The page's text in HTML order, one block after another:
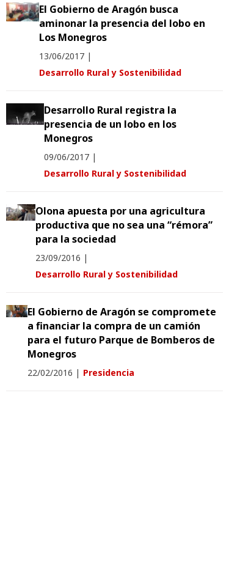
El Gobierno de Aragón busca
aminonar la presencia del lobo en
Los Monegros
13/06/2017 |
Desarrollo Rural y Sostenibilidad
Desarrollo Rural registra la
presencia de un lobo en los
Monegros
09/06/2017 |
Desarrollo Rural y Sostenibilidad
Olona apuesta por una agricultura
productiva que no sea una “rémora”
para la sociedad
23/09/2016 |
Desarrollo Rural y Sostenibilidad
El Gobierno de Aragón se compromete
a financiar la compra de un camión
para el futuro Parque de Bomberos de
Monegros
22/02/2016 | Presidencia